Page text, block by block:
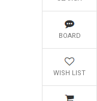
BOARD
WISH LIST